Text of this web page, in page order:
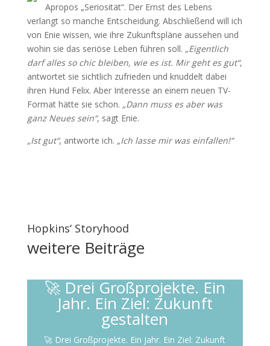
Apropos „Seriosität“. Der Ernst des Lebens
verlangt so manche Entscheidung. Abschließend will ich
von Enie wissen, wie ihre Zukunftspläne aussehen und
wohin sie das seriöse Leben führen soll. „Eigentlich
darf alles so chic bleiben, wie es ist. Mir geht es gut“,
antwortet sie sichtlich zufrieden und knuddelt dabei
ihren Hund Felix. Aber Interesse an einem neuen TV-
Format hätte sie schon. „Dann muss es aber was
ganz Neues sein“, sagt Enie.
„Ist gut“, antworte ich. „Ich lasse mir was einfallen!“
Hopkins‘ Storyhood
weitere Beiträge
🚀 Drei Großprojekte. Ein
Jahr. Ein Ziel: Zukunft
gestalten
🚀 Drei Großprojekte. Ein Jahr. Ein Ziel: Zukunft